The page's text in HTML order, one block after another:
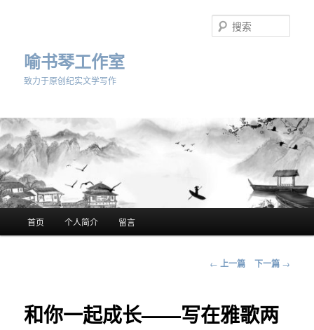
喻书琴工作室
致力于原创纪实文学写作
索
首页 个人简介 留言
文
航
← 上一篇 下一篇 →
和你一起成长——写在雅歌两